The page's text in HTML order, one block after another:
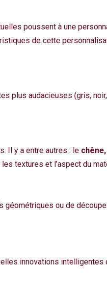
poussent à une
de cette
plus audacieuses (gris,
Il y a entre autres : le
textures et l’aspect du
ou de
innovations